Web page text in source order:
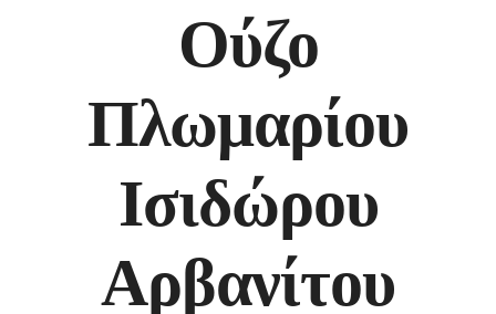
Ούζο
Πλωμαρίου
Ισιδώρου
Αρβανίτου